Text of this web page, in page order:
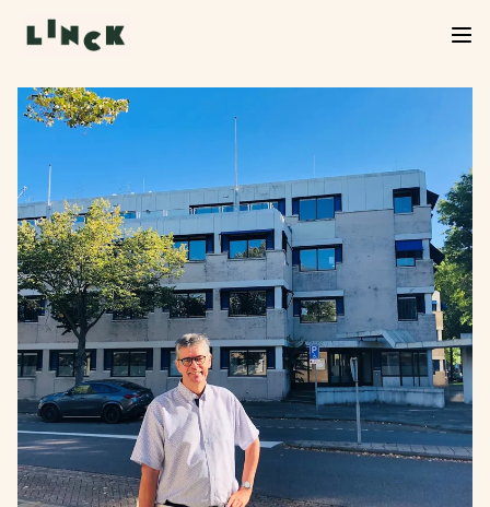
Verkoop Linck van start!
De verkoop van Linck is officieel begonnen. Neem
een kijkje in het woningaanbod, kies jouw favoriet
en start je inschrijving. We helpen je graag verder
bij de volgende stap.